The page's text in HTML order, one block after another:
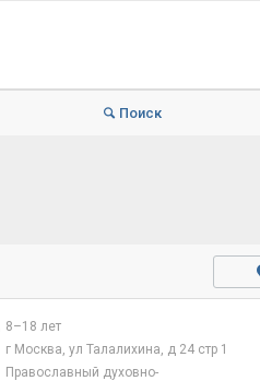
Поиск
8–18 лет
г Москва, ул Талалихина, д 24 стр 1
Православный духовно-